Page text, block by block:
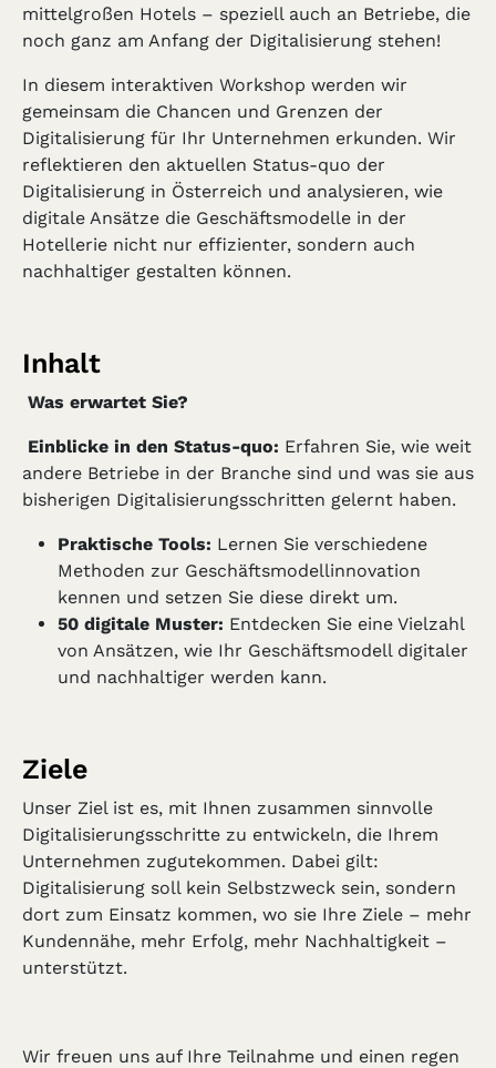
mittelgroßen Hotels – speziell auch an Betriebe, die
noch ganz am Anfang der Digitalisierung stehen!
In diesem interaktiven Workshop werden wir
gemeinsam die Chancen und Grenzen der
Digitalisierung für Ihr Unternehmen erkunden. Wir
reflektieren den aktuellen Status-quo der
Digitalisierung in Österreich und analysieren, wie
digitale Ansätze die Geschäftsmodelle in der
Hotellerie nicht nur effizienter, sondern auch
nachhaltiger gestalten können.
Inhalt
Was erwartet Sie?
Einblicke in den Status-quo: Erfahren Sie, wie weit
andere Betriebe in der Branche sind und was sie aus
bisherigen Digitalisierungsschritten gelernt haben.
Praktische Tools: Lernen Sie verschiedene
Methoden zur Geschäftsmodellinnovation
kennen und setzen Sie diese direkt um.
50 digitale Muster: Entdecken Sie eine Vielzahl
von Ansätzen, wie Ihr Geschäftsmodell digitaler
und nachhaltiger werden kann.
Ziele
Unser Ziel ist es, mit Ihnen zusammen sinnvolle
Digitalisierungsschritte zu entwickeln, die Ihrem
Unternehmen zugutekommen. Dabei gilt:
Digitalisierung soll kein Selbstzweck sein, sondern
dort zum Einsatz kommen, wo sie Ihre Ziele – mehr
Kundennähe, mehr Erfolg, mehr Nachhaltigkeit –
unterstützt.
Wir freuen uns auf Ihre Teilnahme und einen regen